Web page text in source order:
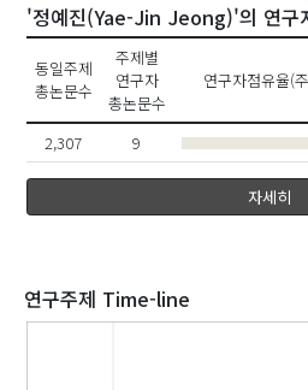
'정예진(Yae-Jin Jeong)'의 연구
동일주제
총논문수
주제별
연구자
총논문수
연구자점유율(
2,307 9
자세히
연구주제 Time-line